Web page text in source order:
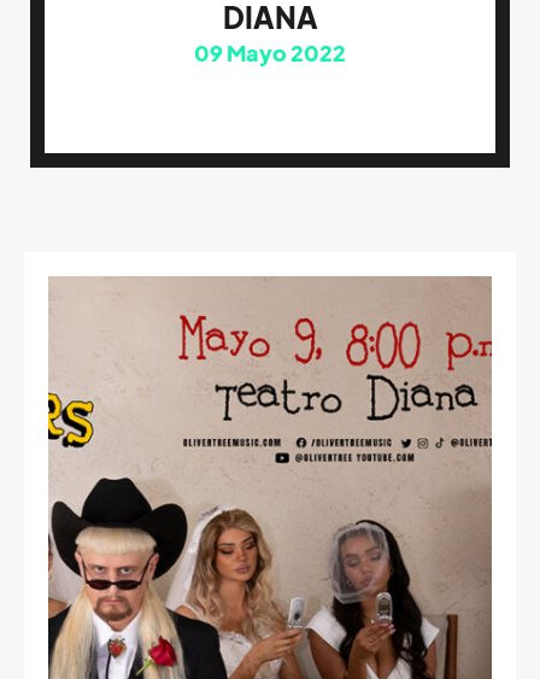
DIANA
09Mayo 2022